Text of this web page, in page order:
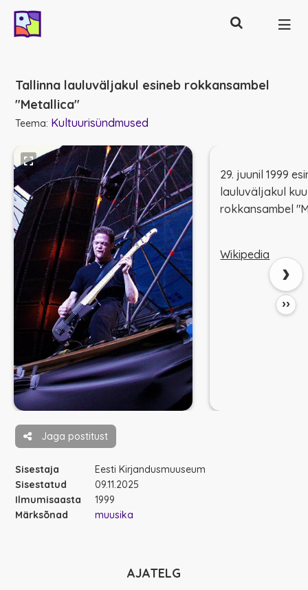
Otsing
Tallinna lauluväljakul esineb rokkansambel
"Metallica"
Teema: Kultuurisündmused
29. juunil 1999
lauluväljakul
rokkansambel
Wikipedia
››
›
Jaga postitust
Sisestaja
Eesti Kirjandusmuuseum
Sisestatud
09.11.2025
Ilmumisaasta
1999
Märksõnad
muusika
AJATELG